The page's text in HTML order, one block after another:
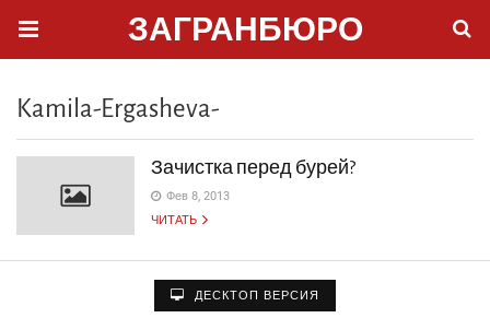
ЗАГРАНБЮРО
Kamila-Ergasheva-
Зачистка перед бурей?
Фев 8, 2013
ЧИТАТЬ
ДЕСКТОП ВЕРСИЯ